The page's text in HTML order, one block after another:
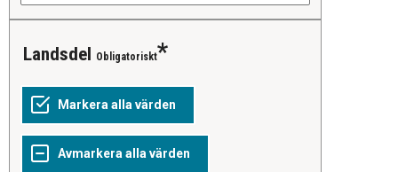
Landsdel Obligatoriskt